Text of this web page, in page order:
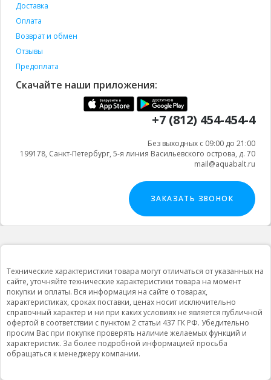
Доставка
Оплата
Возврат и обмен
Отзывы
Предоплата
Скачайте наши приложения:
+7 (812) 454-454-4
Без выходных с 09:00 до 21:00
199178, Санкт-Петербург, 5-я линия Васильевского острова, д. 70
mail@aquabalt.ru
ЗАКАЗАТЬ ЗВОНОК
Технические характеристики товара могут отличаться от указанных на
сайте, уточняйте технические характеристики товара на момент
покупки и оплаты. Вся информация на сайте о товарах,
характеристиках, сроках поставки, ценах носит исключительно
справочный характер и ни при каких условиях не является публичной
офертой в соответствии с пунктом 2 статьи 437 ГК РФ. Убедительно
просим Вас при покупке проверять наличие желаемых функций и
характеристик. За более подробной информацией просьба
обращаться к менеджеру компании.